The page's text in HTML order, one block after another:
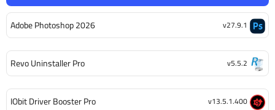
Adobe Photoshop 2026 v27.9.1
Revo Uninstaller Pro v5.5.2
IObit Driver Booster Pro v13.5.1.400